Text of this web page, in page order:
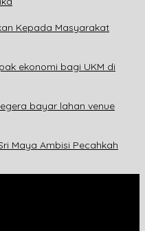
Kepada Masyarakat
ekonomi bagi UKM di
bayar lahan venue
Maya Ambisi Pecahkah